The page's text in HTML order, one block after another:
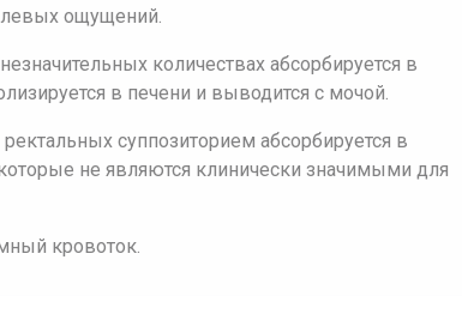
ощущений.
количествах абсорбируется в
в печени и выводится с мочой.
суппозиторием абсорбируется в
не являются клинически значимыми для
кровоток.